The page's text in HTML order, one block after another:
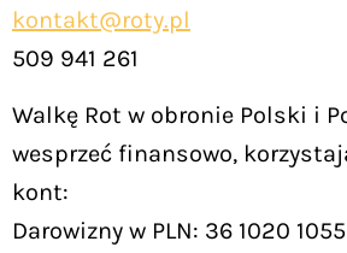
kontakt@roty.pl
509 941 261
Walkę Rot w obronie Polski i
wesprzeć finansowo,
kont:
Darowizny w PLN: 36 1020